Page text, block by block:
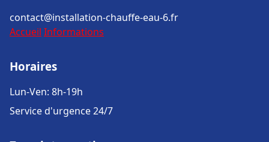
contact@installation-chauffe-eau-6.fr
Accueil Informations
Horaires
Lun-Ven: 8h-19h
Service d'urgence 24/7